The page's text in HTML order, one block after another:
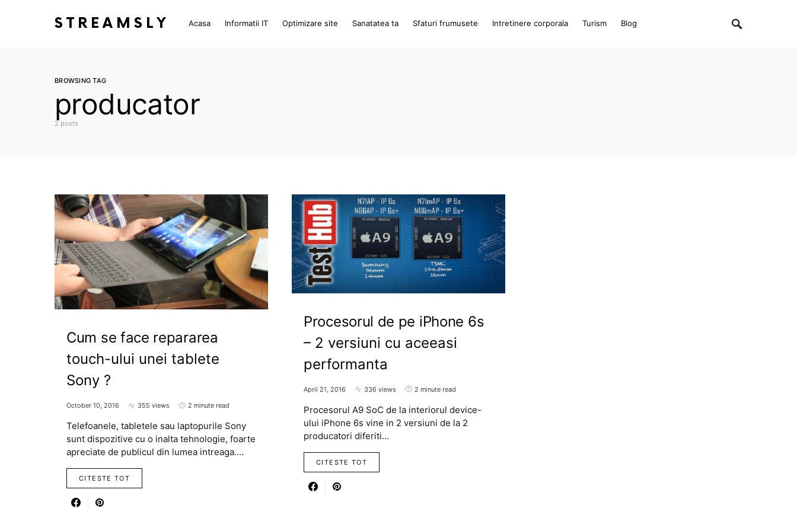
STREAMSLY Acasa Informatii IT Optimizare site Sanatatea ta Sfaturi frumusete Intretinere corporala Turism Blog
BROWSING TAG
producator
2 posts
Cum se face repararea
touch-ului unei tablete
Sony ?
October 10, 2016 355 views 2 minute read
Telefoanele, tabletele sau laptopurile Sony
sunt dispozitive cu o inalta tehnologie, foarte
apreciate de publicul din lumea intreaga.…
CITESTE TOT
Procesorul de pe iPhone 6s
– 2 versiuni cu aceeasi
performanta
April 21, 2016 336 views 2 minute read
Procesorul A9 SoC de la interiorul device-
ului iPhone 6s vine in 2 versiuni de la 2
producatori diferiti…
CITESTE TOT